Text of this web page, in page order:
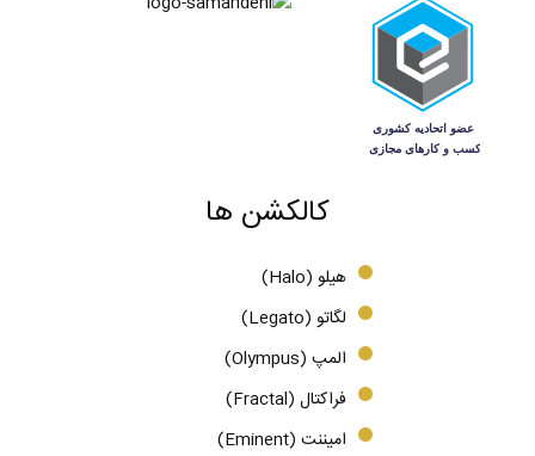
کالکشن ها
هیلو (Halo)
لگاتو (Legato)
المپ (Olympus)
فراکتال (Fractal)
امیننت (Eminent)